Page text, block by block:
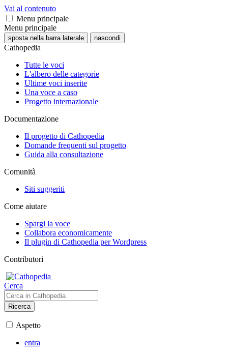
Vai al contenuto
Menu principale
Menu principale
sposta nella barra laterale nascondi
Cathopedia
Tutte le voci
L'albero delle categorie
Ultime voci inserite
Una voce a caso
Progetto internazionale
Documentazione
Il progetto di Cathopedia
Domande frequenti sul progetto
Guida alla consultazione
Comunità
Siti suggeriti
Come aiutare
Spargi la voce
Collabora economicamente
Il plugin di Cathopedia per Wordpress
Contributori
Cerca
Ricerca
Aspetto
entra